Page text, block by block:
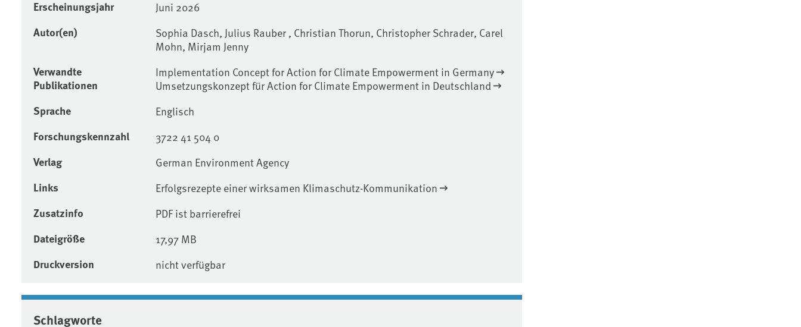
Erscheinungsjahr Juni 2026
Autor(en)
Sophia Dasch, Julius Rauber , Christian Thorun, Christopher Schrader, Carel
Mohn, Mirjam Jenny
Verwandte
Publikationen
Implementation Concept for Action for Climate Empowerment in Germany
Umsetzungskonzept für Action for Climate Empowerment in Deutschland
Sprache Englisch
Forschungskennzahl 3722 41 504 0
Verlag German Environment Agency
Links Erfolgsrezepte einer wirksamen Klimaschutz-Kommunikation
Zusatzinfo PDF ist barrierefrei
Dateigröße 17,97 MB
Druckversion nicht verfügbar
Schlagworte